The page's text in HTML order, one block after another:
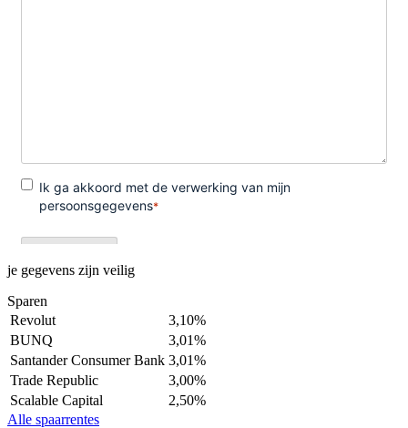
je gegevens zijn veilig
Sparen
Revolut
3,10%
BUNQ
3,01%
Santander Consumer Bank 3,01%
Trade Republic
3,00%
Scalable Capital
2,50%
Alle spaarrentes